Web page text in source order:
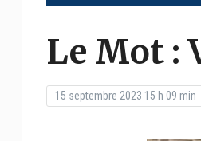
Le Mot :
15 septembre 2023 15 h 09 min